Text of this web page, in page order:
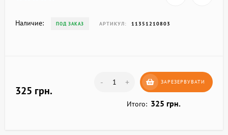
Наличие: ПОД ЗАКАЗ АРТИКУЛ: 11351210803
325 грн.
- + ЗАРЕЗЕРВУВАТИ
Итого: 325 грн.